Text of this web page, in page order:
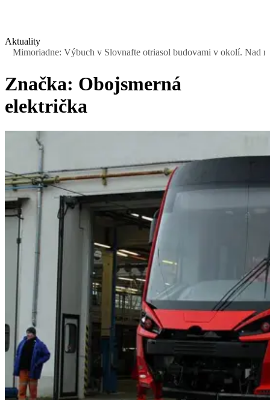
Aktuality
Výbuch v Slovnafte otriasol budovami v okolí. Nad
Značka: Obojsmerná
električka